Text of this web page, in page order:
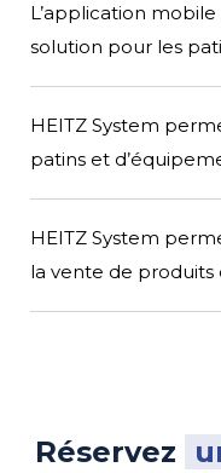
L’application
solution pour les
HEITZ System
patins et
HEITZ System
la vente de produits
Réservez